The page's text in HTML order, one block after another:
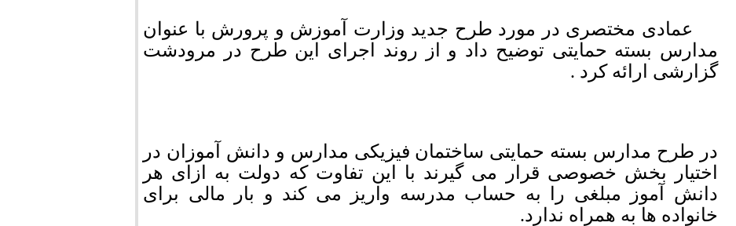
عمادی مختصری در مورد طرح جدید وزارت آموزش و پرورش با عنوان
مدارس بسته حمایتی توضیح داد و از روند اجرای این طرح در مرودشت
گزارشی ارائه کرد .
در طرح مدارس بسته حمایتی ساختمان فیزیکی مدارس و دانش آموزان در
اختیار بخش خصوصی قرار می گیرند با این تفاوت که دولت به ازای هر
دانش آموز مبلغی را به حساب مدرسه واریز می کند و بار مالی برای
خانواده ها به همراه ندارد.